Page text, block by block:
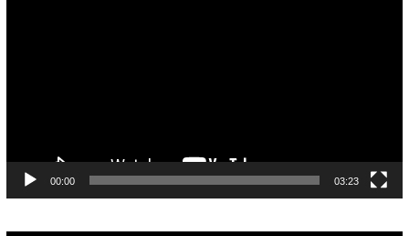
00:00 03:23